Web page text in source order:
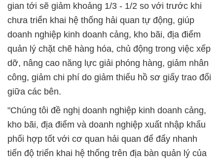
gian tới sẽ giảm khoảng 1/3 - 1/2 so với trước khi
chưa triển khai hệ thống hải quan tự động, giúp
doanh nghiệp kinh doanh cảng, kho bãi, địa điểm
quản lý chặt chẽ hàng hóa, chủ động trong việc xếp
dỡ, nâng cao năng lực giải phóng hàng, giảm nhân
công, giảm chi phí do giảm thiểu hồ sơ giấy trao đổi
giữa các bên.
"Chúng tôi đề nghị doanh nghiệp kinh doanh cảng,
kho bãi, địa điểm và doanh nghiệp xuất nhập khẩu
phối hợp tốt với cơ quan hải quan để đẩy nhanh
tiến độ triển khai hệ thống trên địa bàn quản lý của